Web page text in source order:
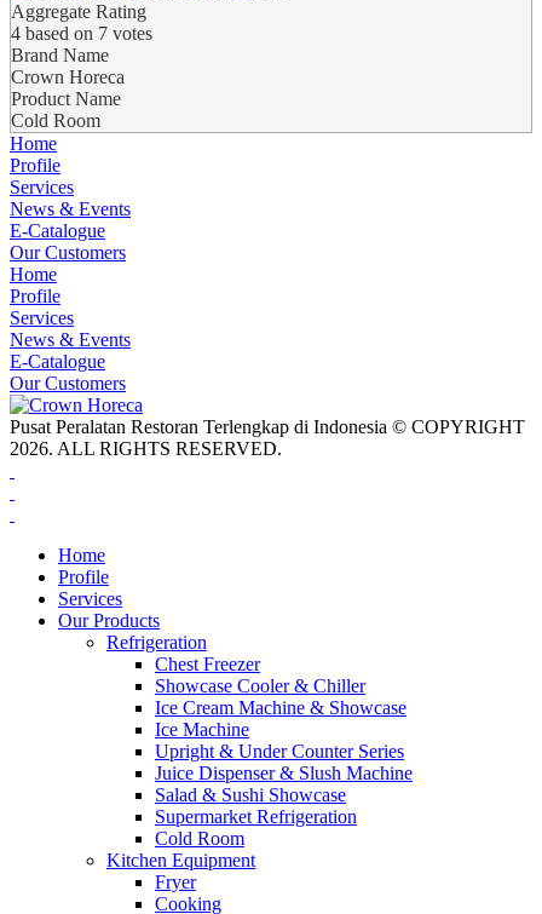
Aggregate Rating
4 based on 7 votes
Brand Name
Crown Horeca
Product Name
Cold Room
Home
Profile
Services
News & Events
E-Catalogue
Our Customers
Home
Profile
Services
News & Events
E-Catalogue
Our Customers
Pusat Peralatan Restoran Terlengkap di Indonesia © COPYRIGHT
2026. ALL RIGHTS RESERVED.
Home
Profile
Services
Our Products
Refrigeration
Chest Freezer
Showcase Cooler & Chiller
Ice Cream Machine & Showcase
Ice Machine
Upright & Under Counter Series
Juice Dispenser & Slush Machine
Salad & Sushi Showcase
Supermarket Refrigeration
Cold Room
Kitchen Equipment
Fryer
Cooking